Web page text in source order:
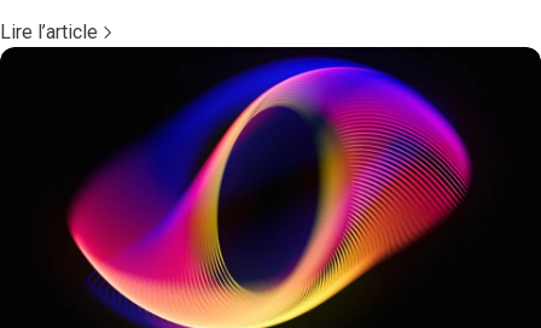
Lire l’article